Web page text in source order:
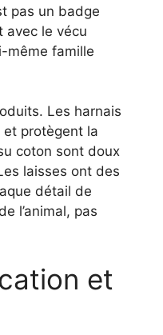
pas un badge
avec le vécu
même famille
Les harnais
et protègent la
coton sont doux
laisses ont des
détail de
l’animal, pas
et